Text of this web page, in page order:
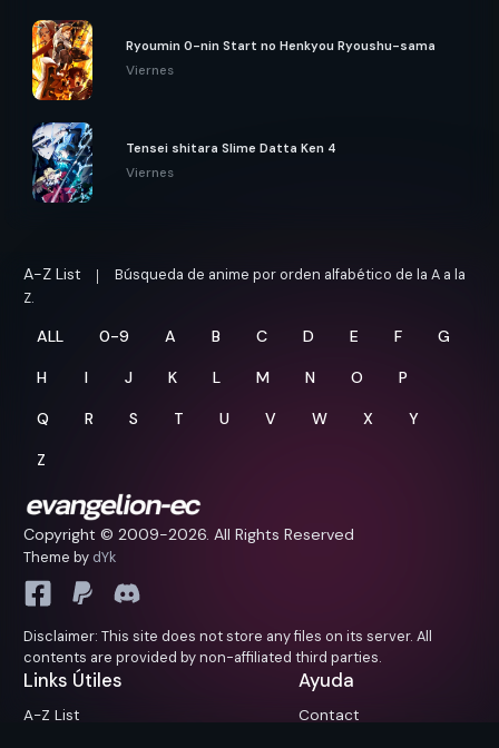
Ryoumin 0-nin Start no Henkyou Ryoushu-sama
Viernes
Tensei shitara Slime Datta Ken 4
Viernes
A-Z List
Búsqueda de anime por orden alfabético de la A a la
Z.
ALL 0-9 A B C D E F G
H I J K L M N O P
Q R S T U V W X Y
Z
Copyright © 2009-2026. All Rights Reserved
Theme by dYk
Disclaimer: This site does not store any files on its server. All
contents are provided by non-affiliated third parties.
Links Útiles
A-Z List
Ayuda
Contact